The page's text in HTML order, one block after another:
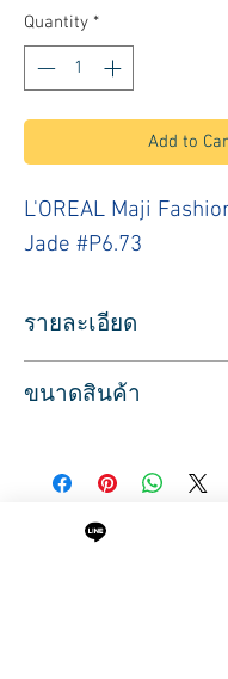
Quantity *
Add to
L'OREAL Maji
Jade #P6.73
รายละเอียด
อรีอัล สำหรับมืออาชีพ
Smoky Jade #P6.73
ขนาดสินค้า
Related